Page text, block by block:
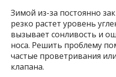
Зимой из-за постоянно
резко растет уровень
вызывает сонливость и
носа. Решить проблему
частые проветривания
клапана.